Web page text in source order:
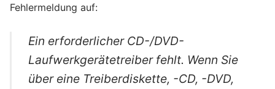
Fehlermeldung auf:
Ein erforderlicher CD-/DVD-
Laufwerkgerätetreiber fehlt. Wenn Sie
über eine Treiberdiskette, -CD, -DVD,